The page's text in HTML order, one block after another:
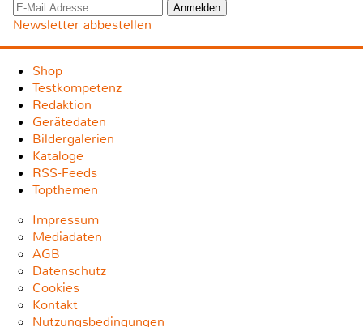
Newsletter abbestellen
Shop
Testkompetenz
Redaktion
Gerätedaten
Bildergalerien
Kataloge
RSS-Feeds
Topthemen
Impressum
Mediadaten
AGB
Datenschutz
Cookies
Kontakt
Nutzungsbedingungen